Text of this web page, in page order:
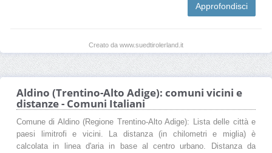
Approfondisci
Creato da www.suedtirolerland.it
Aldino (Trentino-Alto Adige): comuni vicini e
distanze - Comuni Italiani
Comune di Aldino (Regione Trentino-Alto Adige): Lista delle città e
paesi limitrofi e vicini. La distanza (in chilometri e miglia) è
calcolata in linea d'aria in base al centro urbano. Distanza da